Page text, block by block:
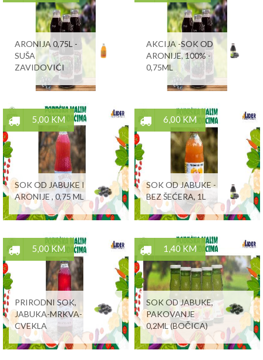
ARONIJA 0,75L -
SUŠA
ZAVIDOVIĆI
AKCIJA -SOK OD
ARONIJE, 100% -
0,75ML
5,00 KM
SOK OD JABUKE I
ARONIJE , 0,75 ML
6,00 KM
SOK OD JABUKE -
BEZ ŠEĆERA, 1L
5,00 KM
PRIRODNI SOK,
JABUKA-MRKVA-
CVEKLA
1,40 KM
SOK OD JABUKE,
PAKOVANJE
0,2ML (BOČICA)